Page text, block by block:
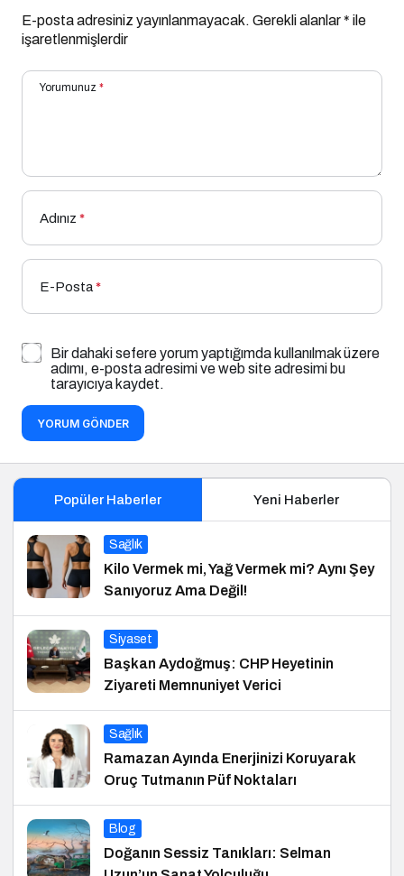
E-posta adresiniz yayınlanmayacak. Gerekli alanlar* ile
işaretlenmişlerdir
Yorumunuz *
Adınız *
E-Posta*
Bir dahaki sefere yorum yaptığımda kullanılmak üzere
adımı, e-posta adresimi ve web site adresimi bu
tarayıcıya kaydet.
YORUM GÖNDER
Popüler Haberler Yeni Haberler
Sağlık
Kilo Vermek mi, Yağ Vermek mi? Aynı Şey
Sanıyoruz Ama Değil!
Siyaset
Başkan Aydoğmuş: CHP Heyetinin
Ziyareti Memnuniyet Verici
Sağlık
Ramazan Ayında Enerjinizi Koruyarak
Oruç Tutmanın Püf Noktaları
Blog
Doğanın Sessiz Tanıkları: Selman